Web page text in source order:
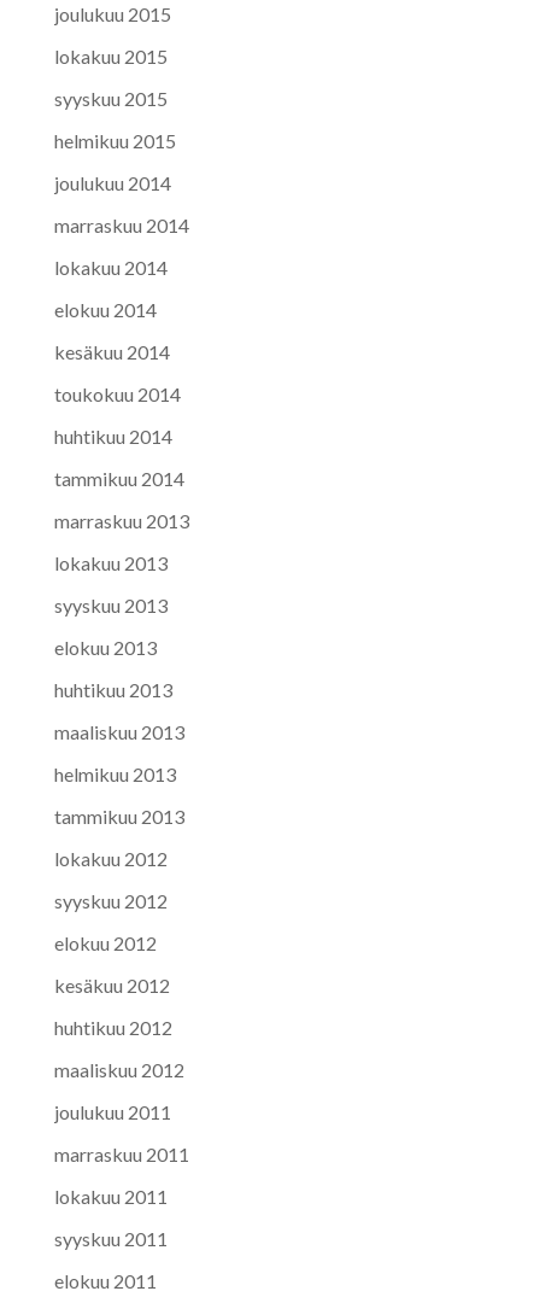
joulukuu 2015
lokakuu 2015
syyskuu 2015
helmikuu 2015
joulukuu 2014
marraskuu 2014
lokakuu 2014
elokuu 2014
kesäkuu 2014
toukokuu 2014
huhtikuu 2014
tammikuu 2014
marraskuu 2013
lokakuu 2013
syyskuu 2013
elokuu 2013
huhtikuu 2013
maaliskuu 2013
helmikuu 2013
tammikuu 2013
lokakuu 2012
syyskuu 2012
elokuu 2012
kesäkuu 2012
huhtikuu 2012
maaliskuu 2012
joulukuu 2011
marraskuu 2011
lokakuu 2011
syyskuu 2011
elokuu 2011